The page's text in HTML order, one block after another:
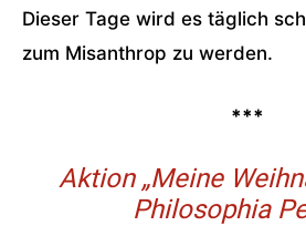
Dieser Tage wird es täglich
zum Misanthrop zu werden.
***
Aktion „Meine
Philosophia